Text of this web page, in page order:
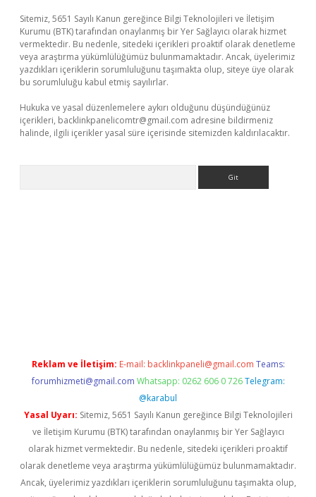
Sitemiz, 5651 Sayılı Kanun gereğince Bilgi Teknolojileri ve İletişim
Kurumu (BTK) tarafından onaylanmış bir Yer Sağlayıcı olarak hizmet
vermektedir. Bu nedenle, sitedeki içerikleri proaktif olarak denetleme
veya araştırma yükümlülüğümüz bulunmamaktadır. Ancak, üyelerimiz
yazdıkları içeriklerin sorumluluğunu taşımakta olup, siteye üye olarak
bu sorumluluğu kabul etmiş sayılırlar.
Hukuka ve yasal düzenlemelere aykırı olduğunu düşündüğünüz
içerikleri, backlinkpanelicomtr@gmail.com adresine bildirmeniz
halinde, ilgili içerikler yasal süre içerisinde sitemizden kaldırılacaktır.
Reklam ve İletişim: E-mail: backlinkpaneli@gmail.com Teams:
forumhizmeti@gmail.com Whatsapp: 0262 606 0 726 Telegram:
@karabul
Yasal Uyarı: Sitemiz, 5651 Sayılı Kanun gereğince Bilgi Teknolojileri
ve İletişim Kurumu (BTK) tarafından onaylanmış bir Yer Sağlayıcı
olarak hizmet vermektedir. Bu nedenle, sitedeki içerikleri proaktif
olarak denetleme veya araştırma yükümlülüğümüz bulunmamaktadır.
Ancak, üyelerimiz yazdıkları içeriklerin sorumluluğunu taşımakta olup,